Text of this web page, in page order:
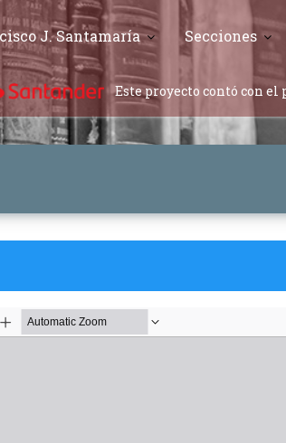
J. Santamaría Secciones
Este proyecto contó con el